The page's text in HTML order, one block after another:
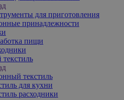
для приготовления
принадлежности
пищи
текстиль
для кухни
расходники